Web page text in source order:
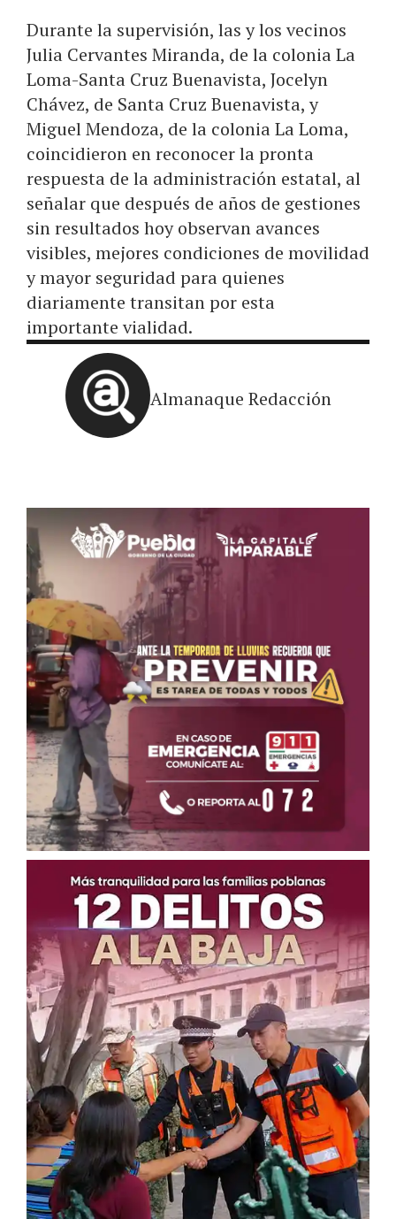
Durante la supervisión, las y los vecinos
Julia Cervantes Miranda, de la colonia La
Loma-Santa Cruz Buenavista, Jocelyn
Chávez, de Santa Cruz Buenavista, y
Miguel Mendoza, de la colonia La Loma,
coincidieron en reconocer la pronta
respuesta de la administración estatal, al
señalar que después de años de gestiones
sin resultados hoy observan avances
visibles, mejores condiciones de movilidad
y mayor seguridad para quienes
diariamente transitan por esta
importante vialidad.
Almanaque Redacción